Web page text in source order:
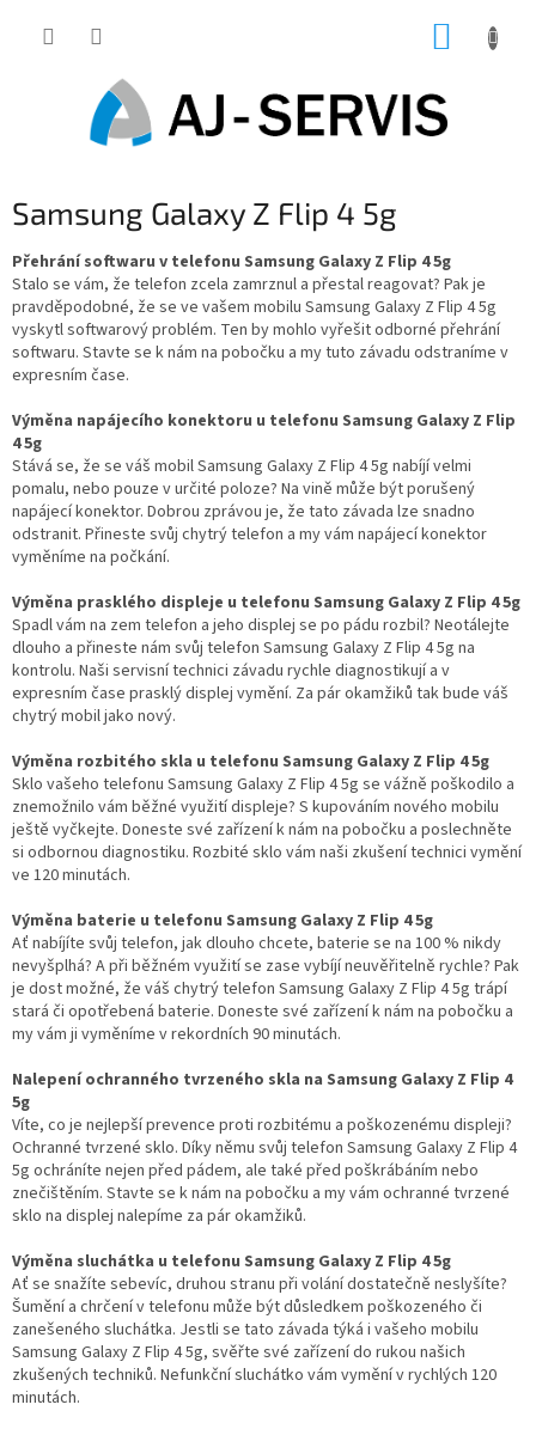
Samsung Galaxy Z Flip 4 5g
Přehrání softwaru v telefonu Samsung Galaxy Z Flip 4 5g
Stalo se vám, že telefon zcela zamrznul a přestal reagovat? Pak je
pravděpodobné, že se ve vašem mobilu Samsung Galaxy Z Flip 4 5g
vyskytl softwarový problém. Ten by mohlo vyřešit odborné přehrání
softwaru. Stavte se k nám na pobočku a my tuto závadu odstraníme v
expresním čase.
Výměna napájecího konektoru u telefonu Samsung Galaxy Z Flip
4 5g
Stává se, že se váš mobil Samsung Galaxy Z Flip 4 5g nabíjí velmi
pomalu, nebo pouze v určité poloze? Na vině může být porušený
napájecí konektor. Dobrou zprávou je, že tato závada lze snadno
odstranit. Přineste svůj chytrý telefon a my vám napájecí konektor
vyměníme na počkání.
Výměna prasklého displeje u telefonu Samsung Galaxy Z Flip 4 5g
Spadl vám na zem telefon a jeho displej se po pádu rozbil? Neotálejte
dlouho a přineste nám svůj telefon Samsung Galaxy Z Flip 4 5g na
kontrolu. Naši servisní technici závadu rychle diagnostikují a v
expresním čase prasklý displej vymění. Za pár okamžiků tak bude váš
chytrý mobil jako nový.
Výměna rozbitého skla u telefonu Samsung Galaxy Z Flip 4 5g
Sklo vašeho telefonu Samsung Galaxy Z Flip 4 5g se vážně poškodilo a
znemožnilo vám běžné využití displeje? S kupováním nového mobilu
ještě vyčkejte. Doneste své zařízení k nám na pobočku a poslechněte
si odbornou diagnostiku. Rozbité sklo vám naši zkušení technici vymění
ve 120 minutách.
Výměna baterie u telefonu Samsung Galaxy Z Flip 4 5g
Ať nabíjíte svůj telefon, jak dlouho chcete, baterie se na 100 % nikdy
nevyšplhá? A při běžném využití se zase vybíjí neuvěřitelně rychle? Pak
je dost možné, že váš chytrý telefon Samsung Galaxy Z Flip 4 5g trápí
stará či opotřebená baterie. Doneste své zařízení k nám na pobočku a
my vám ji vyměníme v rekordních 90 minutách.
Nalepení ochranného tvrzeného skla na Samsung Galaxy Z Flip 4
5g
Víte, co je nejlepší prevence proti rozbitému a poškozenému displeji?
Ochranné tvrzené sklo. Díky němu svůj telefon Samsung Galaxy Z Flip 4
5g ochráníte nejen před pádem, ale také před poškrábáním nebo
znečištěním. Stavte se k nám na pobočku a my vám ochranné tvrzené
sklo na displej nalepíme za pár okamžiků.
Výměna sluchátka u telefonu Samsung Galaxy Z Flip 4 5g
Ať se snažíte sebevíc, druhou stranu při volání dostatečně neslyšíte?
Šumění a chrčení v telefonu může být důsledkem poškozeného či
zanešeného sluchátka. Jestli se tato závada týká i vašeho mobilu
Samsung Galaxy Z Flip 4 5g, svěřte své zařízení do rukou našich
zkušených techniků. Nefunkční sluchátko vám vymění v rychlých 120
minutách.